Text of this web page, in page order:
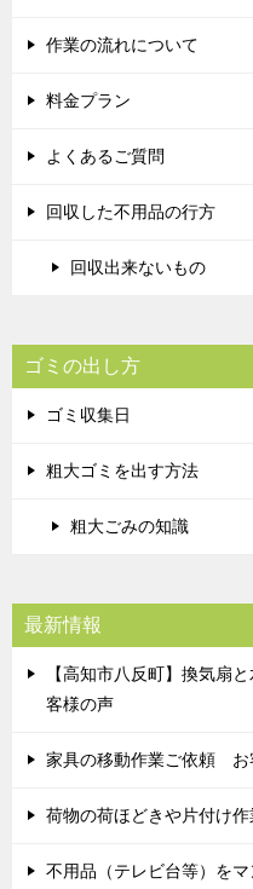
作業の流れについて
料金プラン
よくあるご質問
回収した不用品の行方
回収出来ないもの
ゴミの出し方
ゴミ収集日
粗大ゴミを出す方法
粗大ごみの知識
最新情報
【高知市八反町】換気扇
客様の声
家具の移動作業ご依頼 お
荷物の荷ほどきや片付け
不用品（テレビ台等）を